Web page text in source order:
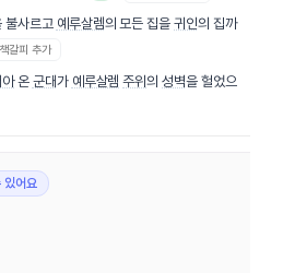
불사르고 예루살렘의 모든 집을 귀인의 집까
갈피 추가
온 군대가 예루살렘 주위의성벽을 헐었으
있어요